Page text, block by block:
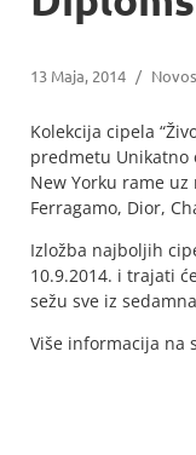
13 Maja, 2014 /
Kolekcija cipela
predmetu Unikatno
New Yorku rame
Ferragamo, Dior,
Izložba najboljih
10.9.2014. i trajati
sežu sve iz
Više informacija na